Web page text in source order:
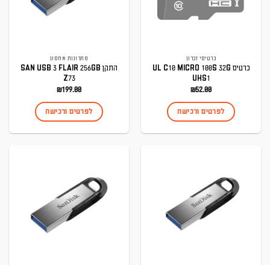
כרטיסי זכרון
כרטיס UL C10 MICRO 100S 32G
UHS1
₪52.00
לפרטים ורכישה
פתרונות אחסון
התקן SAN USB 3 FLAIR 256GB
Z73
₪199.00
לפרטים ורכישה